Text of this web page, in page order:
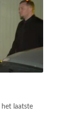
het laatste